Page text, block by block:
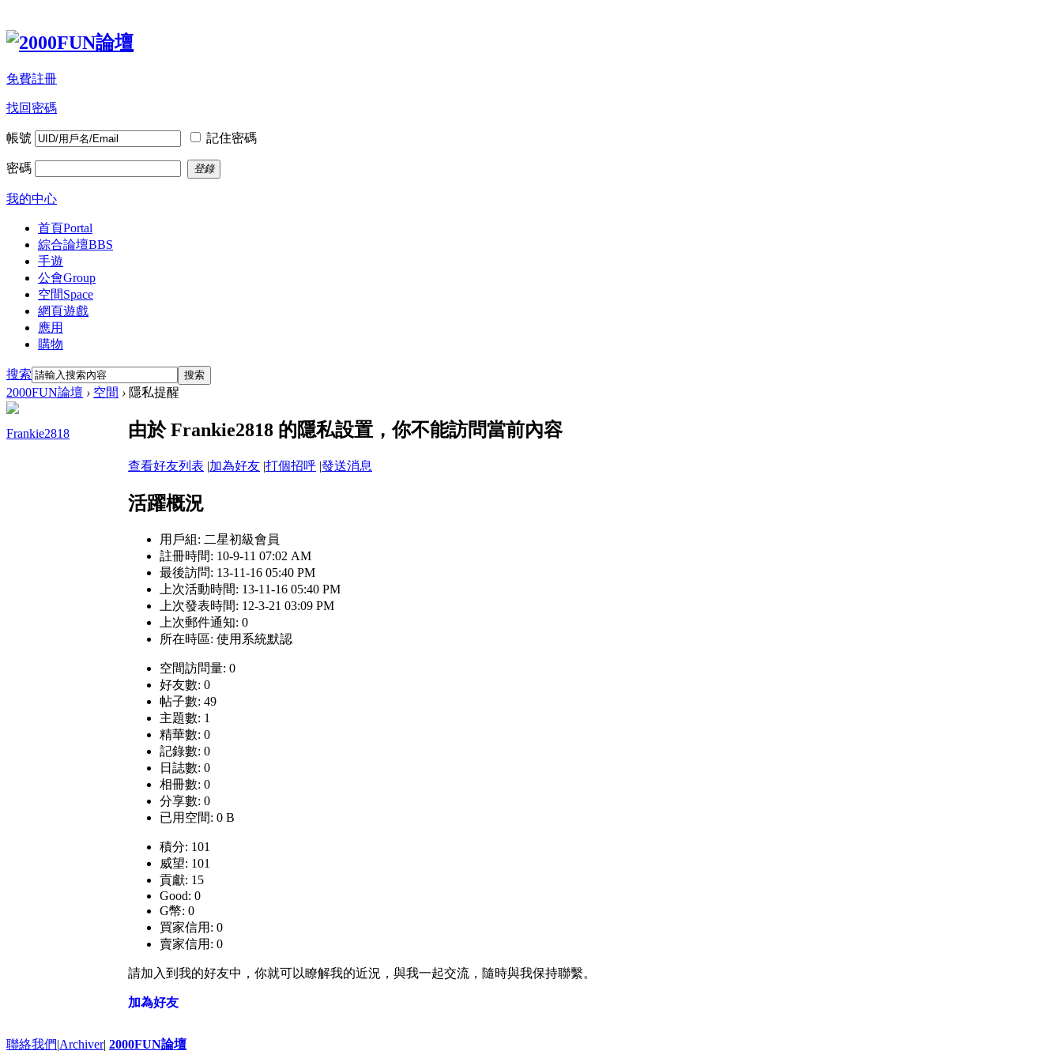
免費註冊
找回密碼
帳號 記住密碼
密碼 登錄
我的中心
首頁Portal
綜合論壇BBS
手遊
公會Group
空間Space
網頁遊戲
應用
購物
搜索 搜索
2000FUN論壇 › 空間 › 隱私提醒
Frankie2818 由於 Frankie2818 的隱私設置，你不能訪問當前內容
查看好友列表 |加為好友 |打個招呼 |發送消息
活躍概況
用戶組: 二星初級會員
註冊時間: 10-9-11 07:02 AM
最後訪問: 13-11-16 05:40 PM
上次活動時間: 13-11-16 05:40 PM
上次發表時間: 12-3-21 03:09 PM
上次郵件通知: 0
所在時區: 使用系統默認
空間訪問量: 0
好友數: 0
帖子數: 49
主題數: 1
精華數: 0
記錄數: 0
日誌數: 0
相冊數: 0
分享數: 0
已用空間: 0 B
積分: 101
威望: 101
貢獻: 15
Good: 0
G幣: 0
買家信用: 0
賣家信用: 0
請加入到我的好友中，你就可以瞭解我的近況，與我一起交流，隨時與我保持聯繫。
加為好友
聯絡我們|Archiver| 2000FUN論壇